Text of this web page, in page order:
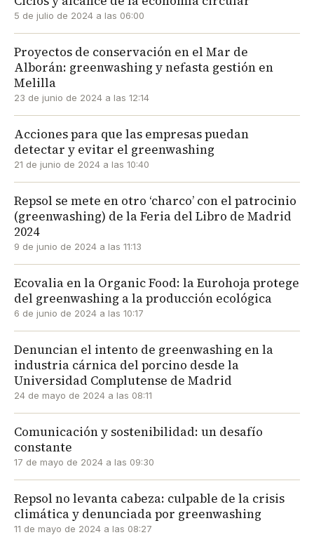
5 de julio de 2024 a las 06:00
Proyectos de conservación en el Mar de
Alborán: greenwashing y nefasta gestión en
Melilla
23 de junio de 2024 a las 12:14
Acciones para que las empresas puedan
detectar y evitar el greenwashing
21 de junio de 2024 a las 10:40
Repsol se mete en otro ‘charco’ con el patrocinio
(greenwashing) de la Feria del Libro de Madrid
2024
9 de junio de 2024 a las 11:13
Ecovalia en la Organic Food: la Eurohoja protege
del greenwashing a la producción ecológica
6 de junio de 2024 a las 10:17
Denuncian el intento de greenwashing en la
industria cárnica del porcino desde la
Universidad Complutense de Madrid
24 de mayo de 2024 a las 08:11
Comunicación y sostenibilidad: un desafío
constante
17 de mayo de 2024 a las 09:30
Repsol no levanta cabeza: culpable de la crisis
climática y denunciada por greenwashing
11 de mayo de 2024 a las 08:27